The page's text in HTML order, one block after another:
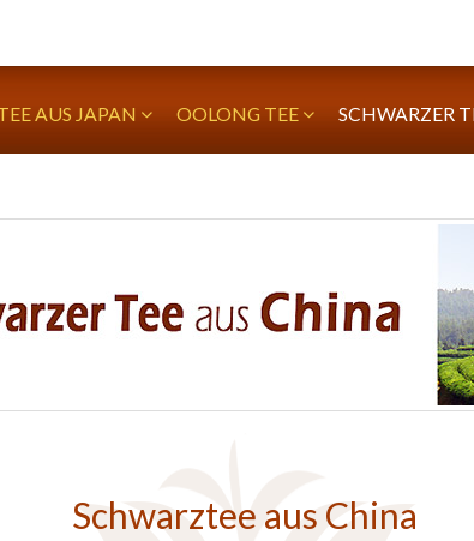
AUS JAPAN OOLONG TEE SCHWARZER
Schwarztee aus China